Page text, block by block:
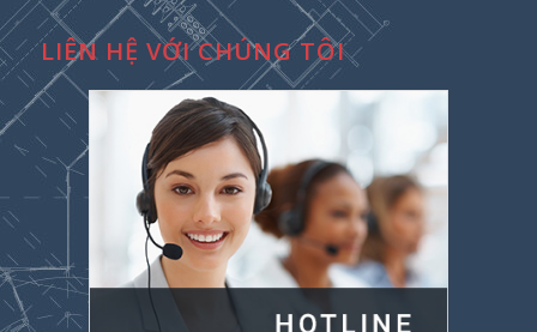
LIÊN HỆ VỚI CHÚNG TÔI